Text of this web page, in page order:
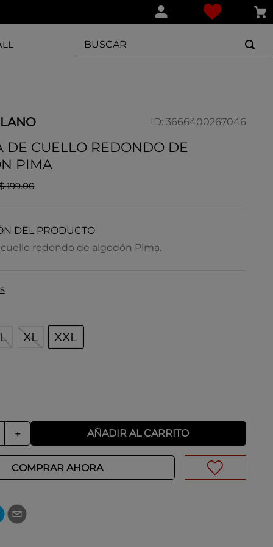
BUSCAR
ID: 3666400267046
DE CUELLO REDONDO DE
PIMA
199.00
DEL PRODUCTO
redondo de algodón Pima.
L XL XXL
＋ AÑADIR AL CARRITO
COMPRAR AHORA